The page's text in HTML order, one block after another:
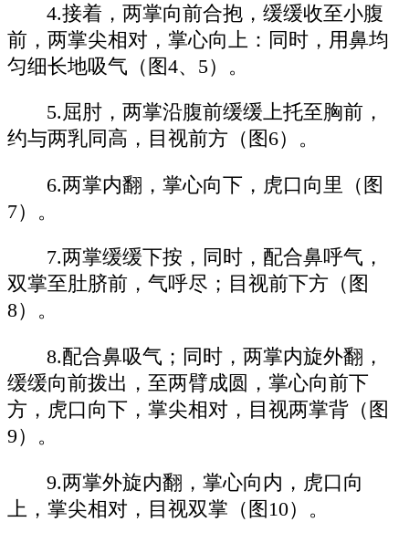
4.接着，两掌向前合抱，缓缓收至小腹
前，两掌尖相对，掌心向上：同时，用鼻均
匀细长地吸气（图4、5）。
5.屈肘，两掌沿腹前缓缓上托至胸前，
约与两乳同高，目视前方（图6）。
6.两掌内翻，掌心向下，虎口向里（图
7）。
7.两掌缓缓下按，同时，配合鼻呼气，
双掌至肚脐前，气呼尽；目视前下方（图
8）。
8.配合鼻吸气；同时，两掌内旋外翻，
缓缓向前拨出，至两臂成圆，掌心向前下
方，虎口向下，掌尖相对，目视两掌背（图
9）。
9.两掌外旋内翻，掌心向内，虎口向
上，掌尖相对，目视双掌（图10）。